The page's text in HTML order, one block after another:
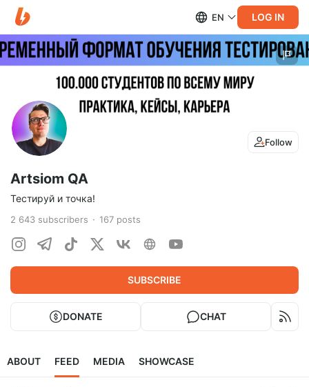
EN LOG IN
Follow
Artsiom QA
Тестируй и точка!
2 643 subscribers 167 posts
SUBSCRIBE
DONATE CHAT
ABOUT FEED MEDIA SHOWCASE